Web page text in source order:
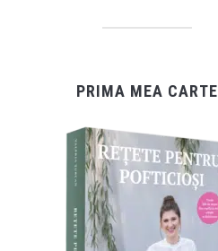
PRIMA MEA CARTE